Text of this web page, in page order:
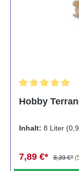
Hobby
Inhalt: 8 Liter
7,89 €* 8,39 €*